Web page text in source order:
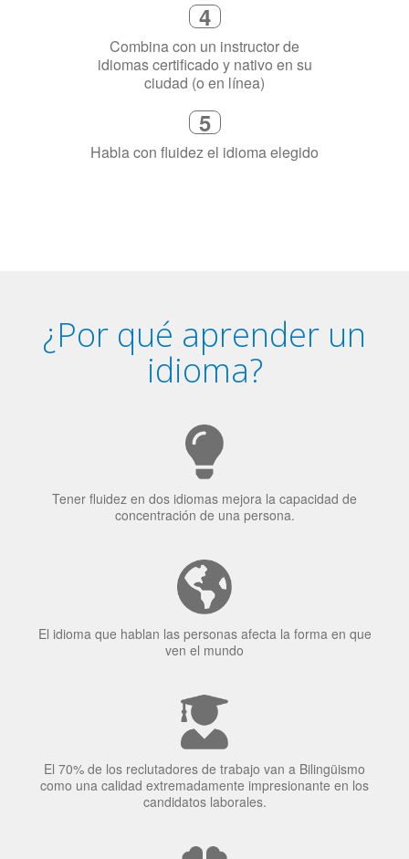
3
Dinos exactamente por qué
necesitas aprender el idioma
4
Combina con un instructor de
idiomas certificado y nativo en su
¿Por qué aprender un
idioma?
Tener fluidez en dos idiomas mejora la capacidad de
concentración de una persona.
El idioma que hablan las personas afecta la forma en que
ven el mundo